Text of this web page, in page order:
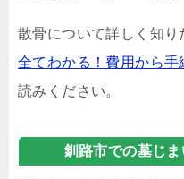
散骨について詳しく知り
全てわかる！費用から手
読みください。
釧路市での墓じま